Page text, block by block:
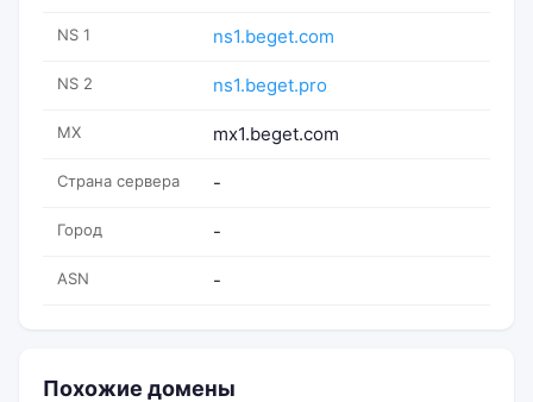
NS 1 ns1.beget.com
NS 2 ns1.beget.pro
MX mx1.beget.com
Страна сервера -
Город -
ASN -
Похожие домены